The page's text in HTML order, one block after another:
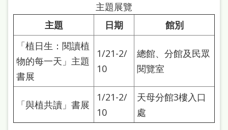
北
通
主題展覽
主題
日期
館別
「植日生：閱讀植
物的每一天」主題
書展
1/21-2/
10
總館、分館及民眾
閱覽室
「與植共讀」書展
1/21-2/
10
天母分館3樓入口
處